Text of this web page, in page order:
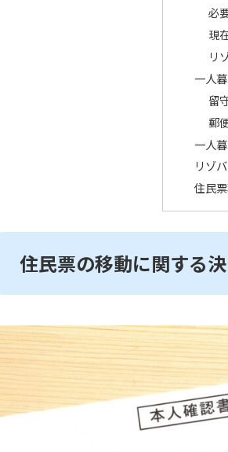
必
現
リ
一人
留
郵
一人
リゾ
住民
住民票の移動に関する